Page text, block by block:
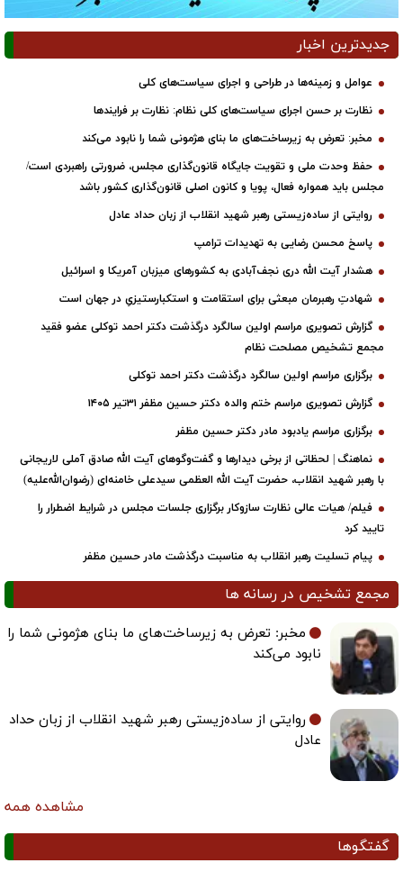
جدیدترین اخبار
عوامل و زمینه‌ها در طراحی و اجرای سیاست‌های کلی
نظارت بر حسن اجرای سیاست‌های کلی نظام: نظارت بر فرایندها
مخبر: تعرض به زیرساخت‌های ما بنای هژمونی شما را نابود می‌کند
حفظ وحدت ملی و تقویت جایگاه قانون‌گذاری مجلس، ضرورتی راهبردی است/
مجلس باید همواره فعال، پویا و کانون اصلی قانون‌گذاری کشور باشد
روایتی از ساده‌زیستی رهبر شهید انقلاب از زبان حداد عادل
پاسخ محسن رضایی به تهدیدات ترامپ
هشدار آیت الله دری نجف‌آبادی به کشورهای میزبان آمریکا و اسرائیل
شهادتِ رهبرمان مبعثی برای استقامت و استکبارستیزیِ در جهان است
گزارش تصویری مراسم اولین سالگرد درگذشت دکتر احمد توکلی عضو فقید
مجمع تشخیص مصلحت نظام
برگزاری مراسم اولین سالگرد درگذشت دکتر احمد توکلی
گزارش تصویری مراسم ختم والده دکتر حسین مظفر ۳۱تیر ۱۴۰۵
برگزاری مراسم یادبود مادر دکتر حسین مظفر
نماهنگ | لحظاتی از برخی دیدارها و گفت‌وگوهای آیت ‌الله صادق آملی لاریجانی
با رهبر شهید انقلاب، حضرت آیت‌ الله العظمی سیدعلی خامنه‌ای (رضوان‌الله‌علیه)
فیلم/ هیات عالی نظارت سازوکار برگزاری جلسات مجلس در شرایط اضطرار را
تایید کرد
پیام تسلیت رهبر انقلاب به مناسبت درگذشت مادر حسین مظفر
مجمع تشخیص در رسانه ها
مخبر: تعرض به زیرساخت‌های ما بنای هژمونی شما را
نابود می‌کند
روایتی از ساده‌زیستی رهبر شهید انقلاب از زبان حداد
عادل
مشاهده همه
گفتگوها